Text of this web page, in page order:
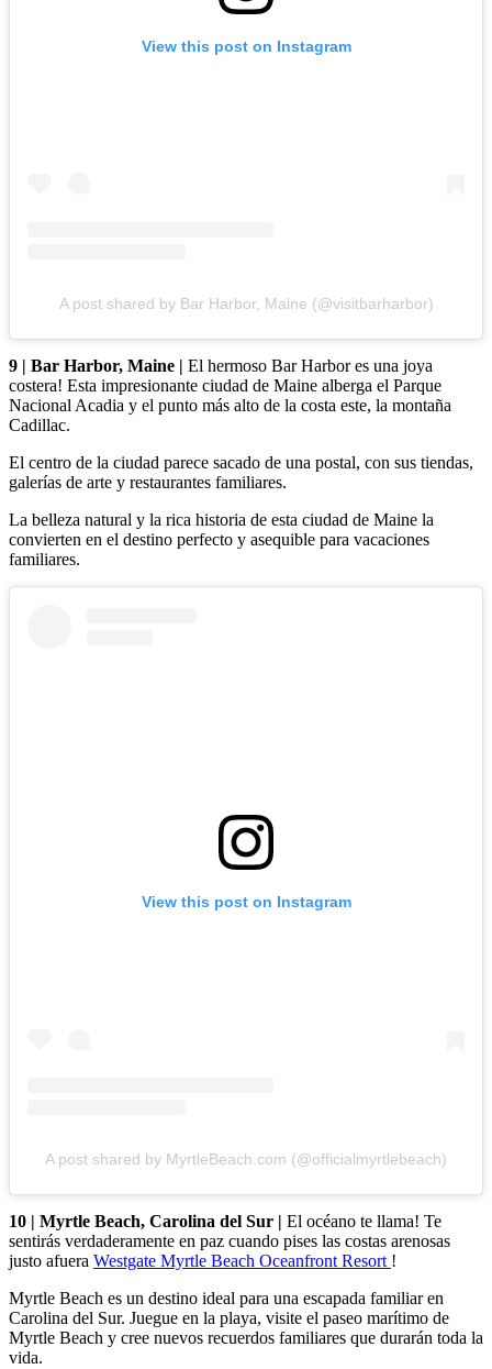
View this post on Instagram
A post shared by Bar Harbor, Maine (@visitbarharbor)
9 | Bar Harbor, Maine | El hermoso Bar Harbor es una joya
costera! Esta impresionante ciudad de Maine alberga el Parque
Nacional Acadia y el punto más alto de la costa este, la montaña
Cadillac.
El centro de la ciudad parece sacado de una postal, con sus tiendas,
galerías de arte y restaurantes familiares.
La belleza natural y la rica historia de esta ciudad de Maine la
convierten en el destino perfecto y asequible para vacaciones
familiares.
View this post on Instagram
A post shared by MyrtleBeach.com (@officialmyrtlebeach)
10 | Myrtle Beach, Carolina del Sur | El océano te llama! Te
sentirás verdaderamente en paz cuando pises las costas arenosas
justo afuera Westgate Myrtle Beach Oceanfront Resort !
Myrtle Beach es un destino ideal para una escapada familiar en
Carolina del Sur. Juegue en la playa, visite el paseo marítimo de
Myrtle Beach y cree nuevos recuerdos familiares que durarán toda la
vida.